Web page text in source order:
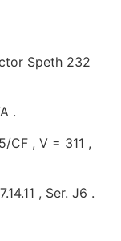
Speth 232
.
CF , V = 311 ,
, Ser. J6 .